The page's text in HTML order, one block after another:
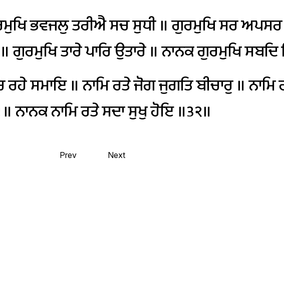
ਭਵਜਲੁਤਰੀਐਸਚਸੁਧੀ॥ਗੁਰਮੁਖਿਸਰਅਪਸਰ
ਗੁਰਮੁਖਿਤਾਰੇਪਾਰਿਉਤਾਰੇ॥ਨਾਨਕਗੁਰਮੁਖਿਸਬਦਿ
ਰਹੇਸਮਾਇ॥ਨਾਮਿਰਤੇਜੋਗਜੁਗਤਿਬੀਚਾਰੁ॥ਨਾਮਿ
ਨਾਨਕਨਾਮਿਰਤੇਸਦਾਸੁਖੁਹੋਇ॥੩੨॥
Prev Next